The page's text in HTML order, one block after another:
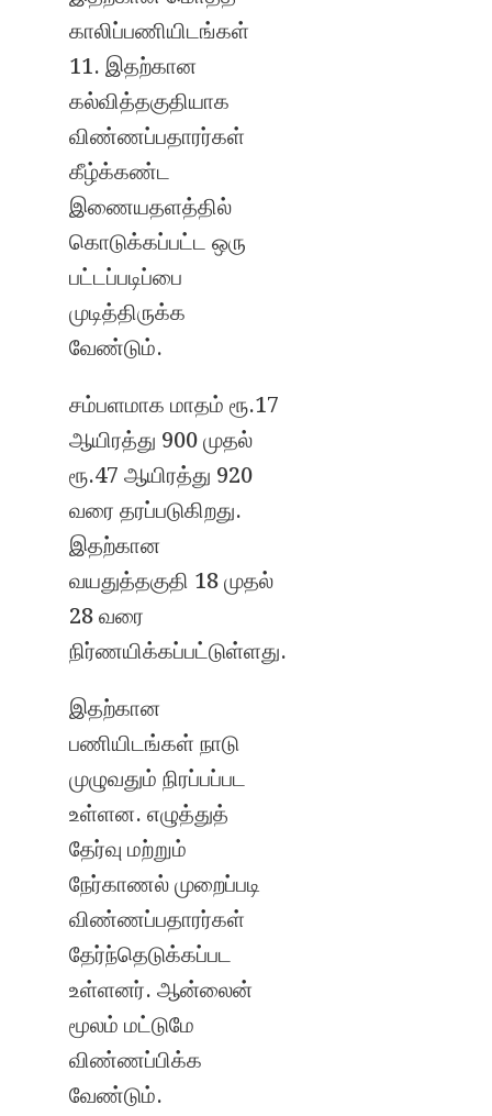
காலிப்பணியிடங்கள்
11. இதற்கான
கல்வித்தகுதியாக
விண்ணப்பதாரர்கள்
கீழ்க்கண்ட
இணையதளத்தில்
கொடுக்கப்பட்ட ஒரு
பட்டப்படிப்பை
முடித்திருக்க
வேண்டும்.
சம்பளமாக மாதம் ரூ.17
ஆயிரத்து 900 முதல்
ரூ.47 ஆயிரத்து 920
வரை தரப்படுகிறது.
இதற்கான
வயதுத்தகுதி 18 முதல்
28 வரை
நிர்ணயிக்கப்பட்டுள்ளது.
இதற்கான
பணியிடங்கள் நாடு
முழுவதும் நிரப்பப்பட
உள்ளன. எழுத்துத்
தேர்வு மற்றும்
நேர்காணல் முறைப்படி
விண்ணப்பதாரர்கள்
தேர்ந்தெடுக்கப்பட
உள்ளனர். ஆன்லைன்
மூலம் மட்டுமே
விண்ணப்பிக்க
வேண்டும்.